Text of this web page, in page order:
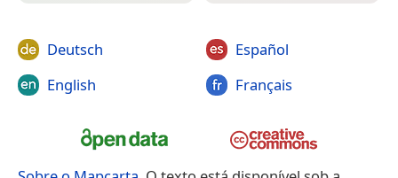
Deutsch
English
Español
Français